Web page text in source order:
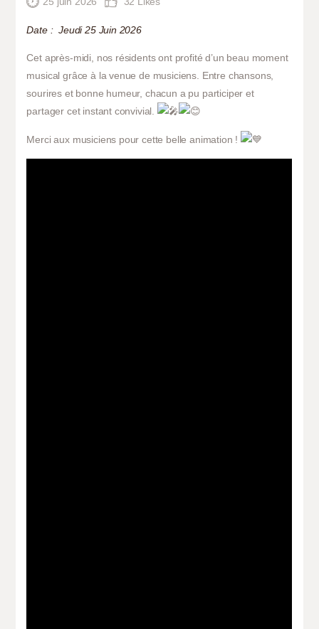
Date : Jeudi 25 Juin 2026
Cet après-midi, nos résidents ont profité d’un beau moment
musical grâce à la venue de musiciens. Entre chansons,
sourires et bonne humeur, chacun a pu participer et
partager cet instant convivial.
Merci aux musiciens pour cette belle animation !